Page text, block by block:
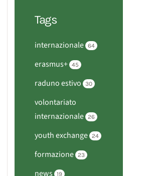
Tags
internazionale 64
erasmus+ 45
raduno estivo 30
volontariato
internazionale 26
youth exchange 24
formazione 23
news 19